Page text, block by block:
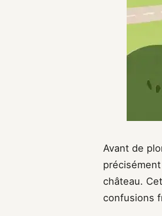
Avant de
château.
confusions